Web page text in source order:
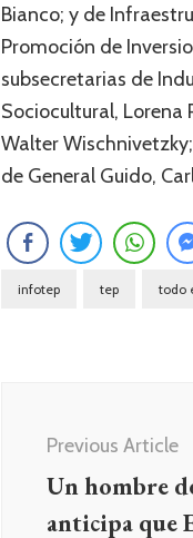
Bianco; y de
Promoción de
subsecretarias de
Sociocultural, Lorena
Walter
de General Guido,
infotep tep todo
entradas
Previous Article
Un hombre
anticipa que